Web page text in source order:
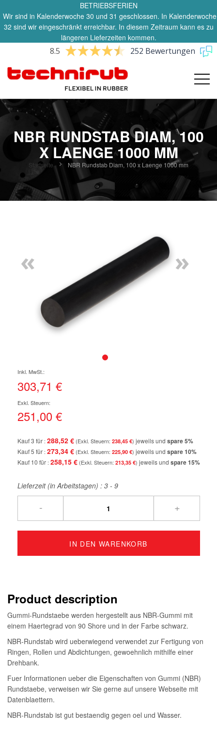
BETRIEBSFERIEN
Wir sind in Kalenderwoche 30 und 31 geschlossen. In Kalenderwoche
32 sind wir eingeschränkt erreichbar. In diesem Zeitraum kann es zu
längeren Lieferzeiten kommen.
8.5 252 Bewertungen
NBR RUNDSTAB DIAM, 100
X LAENGE 1000 MM
Startseite NBR Rundstab Diam, 100 x Laenge 1000 mm
« »
der
Bildgalerie
303,71 €
251,00 €
Kauf 3 für 288,52 € 238,45 € jeweils und spare5%
Kauf 5 für 273,34 € 225,90 € jeweils und spare10%
Kauf 10 für 258,15 € 213,35 € jeweils und spare15%
Lieferzeit (in Arbeitstagen) : 3 - 9
- +
IN DEN WARENKORB
Product description
Gummi-Rundstaebe werden hergestellt aus NBR-Gummi mit
einem Haertegrad von 90 Shore und in der Farbe schwarz.
NBR-Rundstab wird ueberwiegend verwendet zur Fertigung von
Ringen, Rollen und Abdichtungen, gewoehnlich mithilfe einer
Drehbank.
Fuer Informationen ueber die Eigenschaften von Gummi (NBR)
Rundstaebe, verweisen wir Sie gerne auf unsere Webseite mit
Datenblaettern.
NBR-Rundstab ist gut bestaendig gegen oel und Wasser.